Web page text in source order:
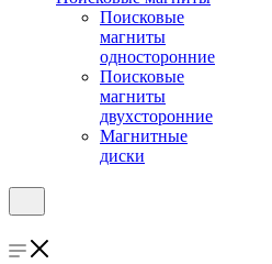
Поисковые
магниты
односторонние
Поисковые
магниты
двухсторонние
Магнитные
диски